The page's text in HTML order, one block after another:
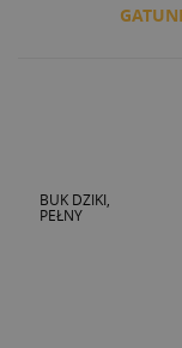
BUK DZIKI,
PEŁNY